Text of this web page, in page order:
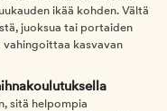
ikää kohden. Vältä
juoksua tai portaiden
vahingoittaa kasvavan
sitä helpompia